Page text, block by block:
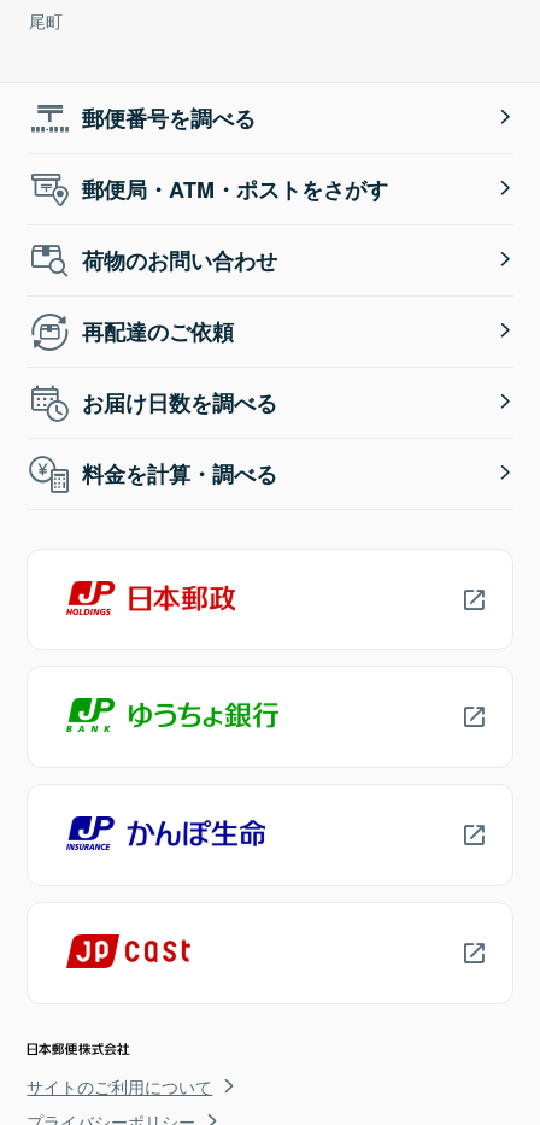
尾町
郵便番号を調べる
郵便局・ATM・ポストをさがす
荷物のお問い合わせ
再配達のご依頼
お届け日数を調べる
料金を計算・調べる
サイトのご利用について